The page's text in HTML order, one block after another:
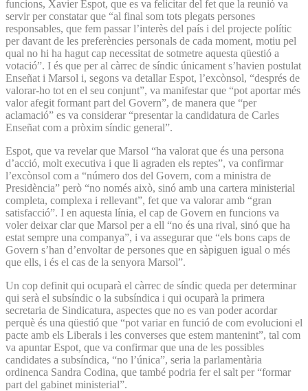
funcions, Xavier Espot, que es va felicitar del fet que la reunió va
servir per constatar que “al final som tots plegats persones
responsables, que fem passar l’interès del país i del projecte polític
per davant de les preferències personals de cada moment, motiu pel
qual no hi ha hagut cap necessitat de sotmetre aquesta qüestió a
votació”. I és que per al càrrec de síndic únicament s’havien postulat
Enseñat i Marsol i, segons va detallar Espot, l’excònsol, “després de
valorar-ho tot en el seu conjunt”, va manifestar que “pot aportar més
valor afegit formant part del Govern”, de manera que “per
aclamació” es va considerar “presentar la candidatura de Carles
Enseñat com a pròxim síndic general”.
Espot, que va revelar que Marsol “ha valorat que és una persona
d’acció, molt executiva i que li agraden els reptes”, va confirmar
l’excònsol com a “número dos del Govern, com a ministra de
Presidència” però “no només això, sinó amb una cartera ministerial
completa, complexa i rellevant”, fet que va valorar amb “gran
satisfacció”. I en aquesta línia, el cap de Govern en funcions va
voler deixar clar que Marsol per a ell “no és una rival, sinó que ha
estat sempre una companya”, i va assegurar que “els bons caps de
Govern s’han d’envoltar de persones que en sàpiguen igual o més
que ells, i és el cas de la senyora Marsol”.
Un cop definit qui ocuparà el càrrec de síndic queda per determinar
qui serà el subsíndic o la subsíndica i qui ocuparà la primera
secretaria de Sindicatura, aspectes que no es van poder acordar
perquè és una qüestió que “pot variar en funció de com evolucioni el
pacte amb els Liberals i les converses que estem mantenint”, tal com
va apuntar Espot, que va confirmar que una de les possibles
candidates a subsíndica, “no l’única”, seria la parlamentària
ordinenca Sandra Codina, que també podria fer el salt per “formar
part del gabinet ministerial”.